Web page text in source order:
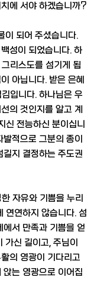
에 서야 하겠습니까?
이 되어 주셨습니다.
성이 되었습니다. 하
리스도를 섬기게 됩
아닙니다. 받은 은혜
입니다. 하나님은 우
의 것인지를 알고 계
신 전능하신 분이십니
적으로 그분의 종이
지 결정하는 주도권
자유와 기쁨을 누리
연연하지 않습니다. 섬
서 만족과 기쁨을 얻
신 길이고, 주님이
의 영광이 기다리고
는 영광으로 이어집